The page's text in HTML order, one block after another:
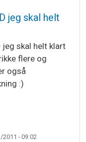
möbiusbånd færdig.
jeg skal helt
jeg skal helt klart
flere og
også
:)
- 09:02